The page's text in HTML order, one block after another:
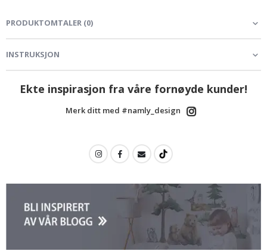
PRODUKTOMTALER (0)
INSTRUKSJON
Ekte inspirasjon fra våre fornøyde kunder!
Merk ditt med #namly_design